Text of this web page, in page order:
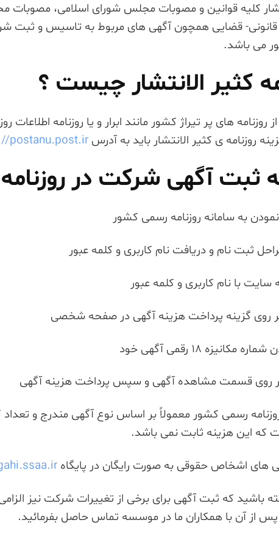
کلیه قوانین و مصوبات مجلس شورای اسلامی،
قضایی همچون آگهی های مربوط به تاسیس و ثبت
می باشد.
کثیر الانتشار چیست ؟
روزنامه های پر تیراژ کشور مانند ابرار و یا روزنامه اطلاعات
روزنامه ی کثیر الانتشار باید به آدرس postanu.post.ir
ثبت آگهی شرکت در
رسمی کشور معمولاً بر اساس نوع آگهی مندرج و تعداد
که این هزینه ثابت نمی باشد.
های اشخاص حقوقی به صورت رایگان در پایگاه
باشید که ثبت آگهی برای برخی از تغییرات شرکت نیز
پس از آن با همکاران ما در موسسه تماس حاصل بفرمائید.